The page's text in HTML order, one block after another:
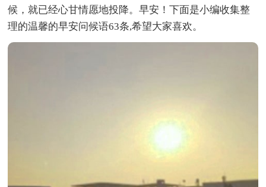
候，就已经心甘情愿地投降。早安！下面是小编收集整
理的温馨的早安问候语63条,希望大家喜欢。